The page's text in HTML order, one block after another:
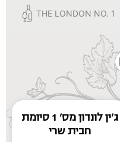
THE LONDON NO. 1
ג'ין לונדון מס' 1 סיומת
חבית שרי